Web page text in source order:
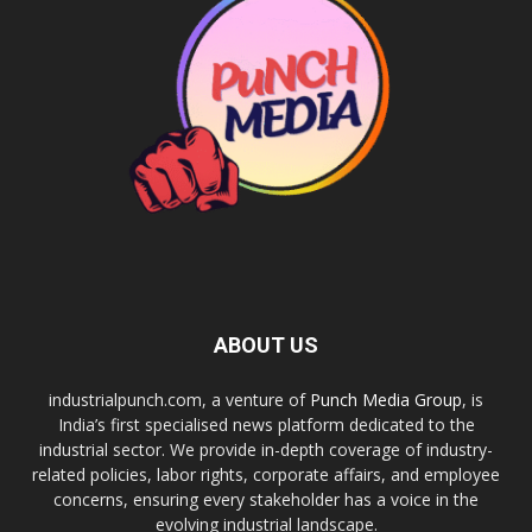
ABOUT US
industrialpunch.com, a venture of Punch Media Group, is
India’s first specialised news platform dedicated to the
industrial sector. We provide in-depth coverage of industry-
related policies, labor rights, corporate affairs, and employee
concerns, ensuring every stakeholder has a voice in the
evolving industrial landscape.